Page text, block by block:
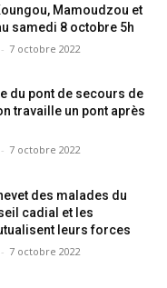
Mamoudzou et
samedi 8 octobre 5h
- 7 octobre 2022
du pont de secours de
travaille un pont après
- 7 octobre 2022
des malades du
cadial et les
leurs forces
- 7 octobre 2022